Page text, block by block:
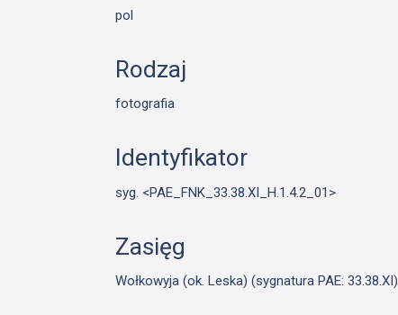
pol
Rodzaj
fotografia
Identyfikator
syg. <PAE_FNK_33.38.XI_H.1.4.2_01>
Zasięg
Wołkowyja (ok. Leska) (sygnatura PAE: 33.38.XI)